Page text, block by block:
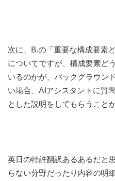
次に、B.の「重要な構成要素
についてですが、構成要素ど
いるのかが、バックグラウン
い場合、AIアシスタントに質
とした説明をしてもらうこと
英日の特許翻訳あるあるだと
らない分野だったり内容の明